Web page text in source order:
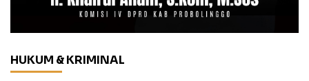
HUKUM & KRIMINAL